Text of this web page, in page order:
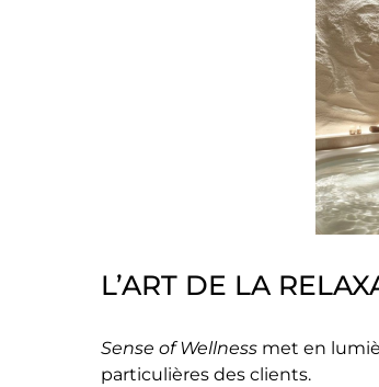
L’ART DE LA
Sense of Wellness met en
particulières des clients.